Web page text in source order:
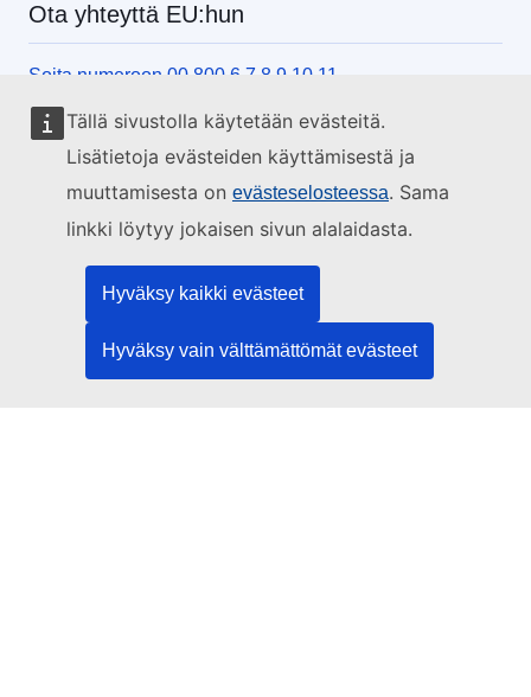
Tällä sivustolla käytetään evästeitä.
Lisätietoja evästeiden käyttämisestä ja
muuttamisesta on evästeselosteessa. Sama
linkki löytyy jokaisen sivun alalaidasta.
Hyväksy kaikki evästeet
Hyväksy vain välttämättömät evästeet
Ota yhteyttä EU:hun
Soita numeroon 00 800 6 7 8 9 10 11
Käytä muita soittomahdollisuuksia
Lähetä viesti yhteydenottolomakkeella
Käy EU:n tiedotuspisteessä
Sosiaalinen media
EU sosiaalisessa mediassa
EU:n toimielimet ja muut elimet